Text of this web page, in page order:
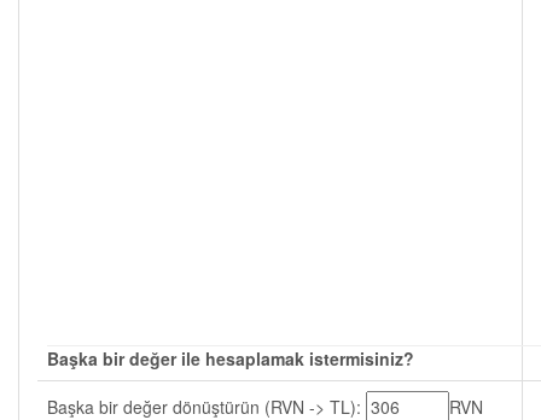
Başka bir değer ile hesaplamak istermisiniz?
Başka bir değer dönüştürün (RVN -> TL):
RVN